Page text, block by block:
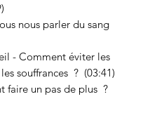
nous parler du sang
- Comment éviter les
souffrances ? (03:41)
faire un pas de plus ?